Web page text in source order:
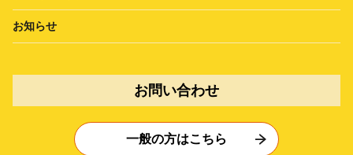
お知らせ
お問い合わせ
一般の方はこちら